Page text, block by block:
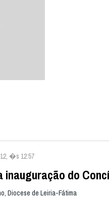
�s 12:57
inauguração do
Diocese de Leiria-Fátima